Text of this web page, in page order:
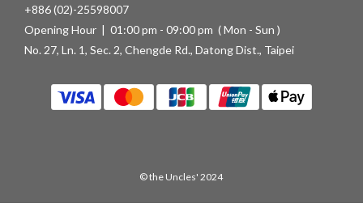
+886 (02)-25598007
Opening Hour | 01:00 pm - 09:00 pm ( Mon - Sun )
No. 27, Ln. 1, Sec. 2, Chengde Rd., Datong Dist., Taipei
© the Uncles' 2024